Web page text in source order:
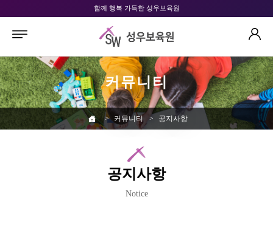
함께 행복 가득한 성우보육원
커뮤니티
> 커뮤니티 > 공지사항
공지사항
Notice